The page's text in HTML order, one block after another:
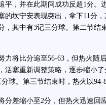
平，并在此期间成功反超1分。
的坎宁安表现突出，拿下11分
，其中有3记三分球。第二节结
将比分追至56-63，但热火随
活塞重新调整策略，逐步缩小
球。第三节结束时，热火以94-
差缩小至2分，但热火迅速回